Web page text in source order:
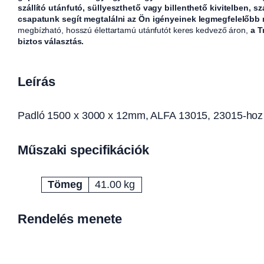
szállító utánfutó, süllyeszthető vagy billenthető kivitelben,
csapatunk segít megtalálni az Ön igényeinek legmegfelelőbb
megbízható, hosszú élettartamú utánfutót keres kedvező áron, a
biztos választás.
Leírás
Padló 1500 x 3000 x 12mm, ALFA 13015, 23015-hoz
Műszaki specifikációk
Attribútumok Érték
Tömeg 41.00 kg
Rendelés menete